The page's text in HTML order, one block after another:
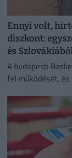
Ennyi volt,
diszkont:
és
A budapesti
fel működését,